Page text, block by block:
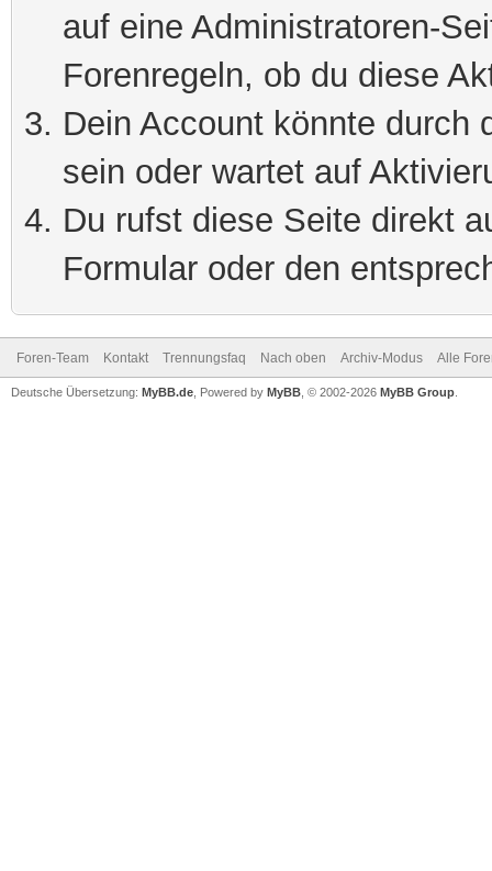
auf eine Administratoren-
Forenregeln, ob du diese
Dein Account könnte durch
sein oder wartet auf
Du rufst diese Seite direkt
Formular oder den
Foren-Team Kontakt Trennungsfaq Nach oben Archiv-Modus Alle
Deutsche Übersetzung: MyBB.de , Powered by MyBB , © 2002-2026 MyBB Group